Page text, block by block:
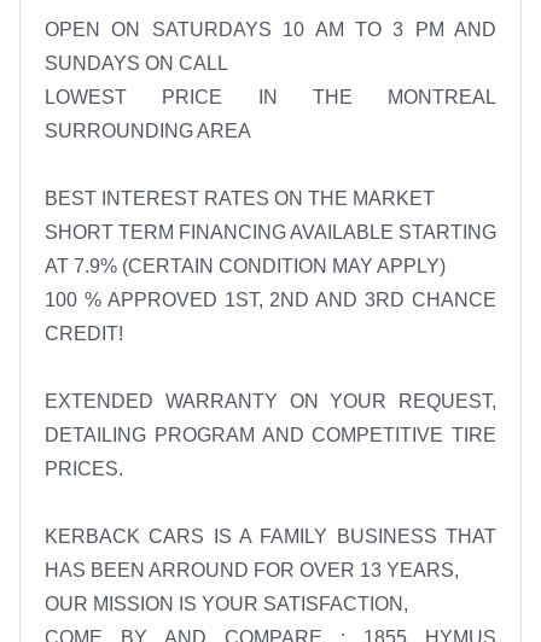
OPEN ON SATURDAYS 10 AM TO 3 PM AND
SUNDAYS ON CALL
LOWEST PRICE IN THE MONTREAL
SURROUNDING AREA
BEST INTEREST RATES ON THE MARKET
SHORT TERM FINANCING AVAILABLE STARTING
AT 7.9% (CERTAIN CONDITION MAY APPLY)
100 % APPROVED 1ST, 2ND AND 3RD CHANCE
CREDIT!
EXTENDED WARRANTY ON YOUR REQUEST,
DETAILING PROGRAM AND COMPETITIVE TIRE
PRICES.
KERBACK CARS IS A FAMILY BUSINESS THAT
HAS BEEN ARROUND FOR OVER 13 YEARS,
OUR MISSION IS YOUR SATISFACTION,
COME BY AND COMPARE : 1855 HYMUS